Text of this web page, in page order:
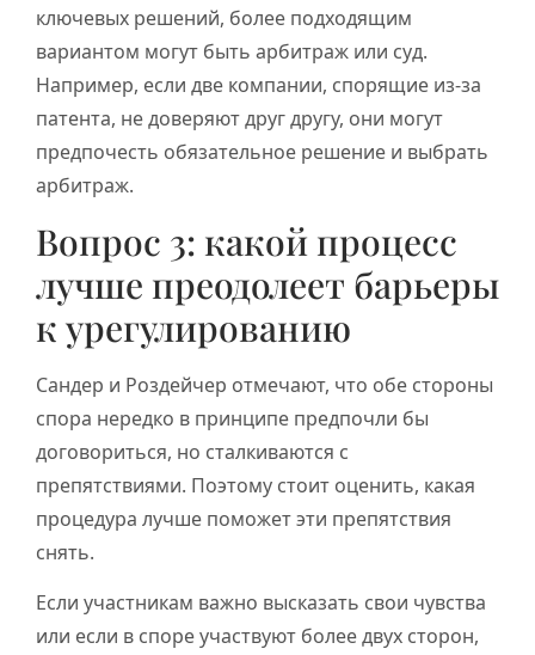
ключевых решений, более подходящим
вариантом могут быть арбитраж или суд.
Например, если две компании, спорящие из-за
патента, не доверяют друг другу, они могут
предпочесть обязательное решение и выбрать
арбитраж.
Вопрос 3: какой процесс
лучше преодолеет барьеры
к урегулированию
Сандер и Роздейчер отмечают, что обе стороны
спора нередко в принципе предпочли бы
договориться, но сталкиваются с
препятствиями. Поэтому стоит оценить, какая
процедура лучше поможет эти препятствия
снять.
Если участникам важно высказать свои чувства
или если в споре участвуют более двух сторон,